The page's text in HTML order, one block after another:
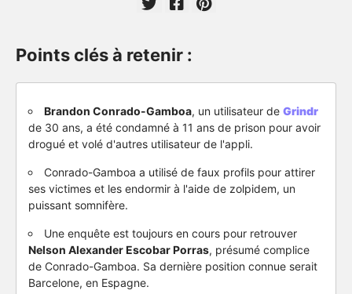
Points clés à retenir :
Brandon Conrado-Gamboa, un utilisateur de Grindr
de 30 ans, a été condamné à 11 ans de prison pour avoir
drogué et volé d'autres utilisateur de l'appli.
Conrado-Gamboa a utilisé de faux profils pour attirer
ses victimes et les endormir à l'aide de zolpidem, un
puissant somnifère.
Une enquête est toujours en cours pour retrouver
Nelson Alexander Escobar Porras, présumé complice
de Conrado-Gamboa. Sa dernière position connue serait
Barcelone, en Espagne.